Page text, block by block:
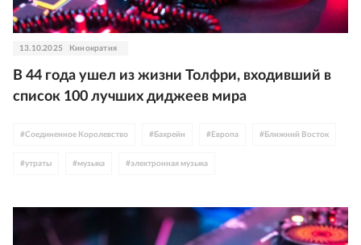
13.10.2025 Кинократия
В 44 года ушел из жизни Толфри, входивший в
список 100 лучших диджеев мира
#Соединенное Королевство # Бахрейн # Европа # Ближний Восток
#утраты #музыка #электронная музыка